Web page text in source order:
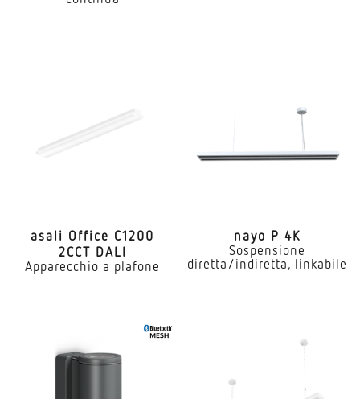
asali Office C1200
2CCT DALI
Apparecchio a plafone
nayo P 4K
Sospensione
diretta/indiretta, linkabile